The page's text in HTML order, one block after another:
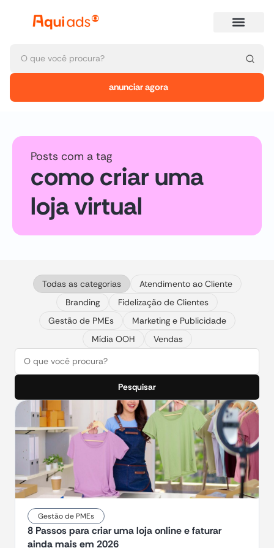
anunciar agora
Posts com a tag
como criar uma
loja virtual
Todas as categorias
Atendimento ao Cliente
Branding
Fidelização de Clientes
Gestão de PMEs
Marketing e Publicidade
Mídia OOH
Vendas
Pesquisar
Gestão de PMEs
8 Passos para criar uma loja online e faturar
ainda mais em 2026